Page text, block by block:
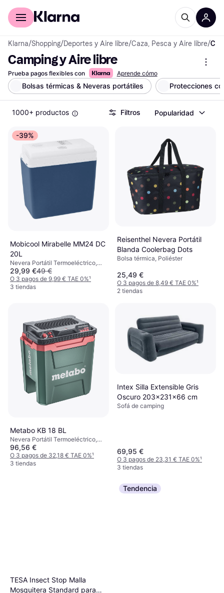
Comprar con Klarna
Klarna/Shopping/Deportes y Aire libre/Caza, Pesca y Aire libre/
Camping y Aire libre
Prueba pagos flexibles con Aprende cómo
Bolsas térmicas & Neveras portátiles Protecciones
1000+ productos Filtros Popularidad
-39%
Mobicool Mirabelle MM24 DC
20L
Nevera Portátil Termoeléctrico,
Plástico
29,99 €49 €
O 3 pagos de 9,99 € TAE 0%¹
3 tiendas
Reisenthel Nevera Portátil
Blanda Coolerbag Dots
Bolsa térmica, Poliéster
25,49 €
O 3 pagos de 8,49 € TAE 0%¹
2 tiendas
Metabo KB 18 BL
Nevera Portátil Termoeléctrico,
Plástico
96,56 €
O 3 pagos de 32,18 € TAE 0%¹
3 tiendas
Intex Silla Extensible Gris
Oscuro 203x231x66 cm
Sofá de camping
69,95 €
O 3 pagos de 23,31 € TAE 0%¹
3 tiendas
TESA Insect Stop Malla
Mosquitera Standard para
Tendencia